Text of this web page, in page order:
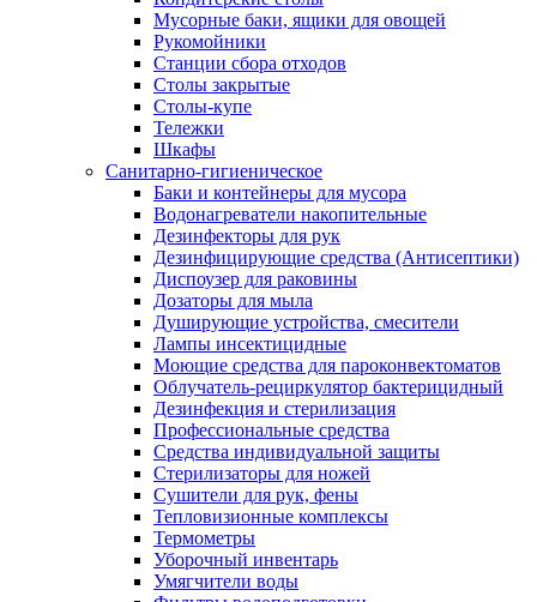
Мусорные баки, ящики для овощей
Рукомойники
Станции сбора отходов
Столы закрытые
Столы-купе
Тележки
Шкафы
Санитарно-гигиеническое
Баки и контейнеры для мусора
Водонагреватели накопительные
Дезинфекторы для рук
Дезинфицирующие средства (Антисептики)
Диспоузер для раковины
Дозаторы для мыла
Душирующие устройства, смесители
Лампы инсектицидные
Моющие средства для пароконвектоматов
Облучатель-рециркулятор бактерицидный
Дезинфекция и стерилизация
Профессиональные средства
Средства индивидуальной защиты
Стерилизаторы для ножей
Сушители для рук, фены
Тепловизионные комплексы
Термометры
Уборочный инвентарь
Умягчители воды